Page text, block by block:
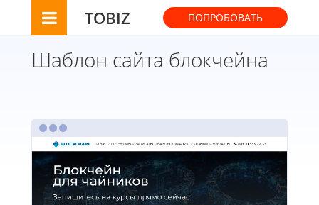
TOBIZ ПОПРОБОВАТЬ
Шаблон сайта блокчейна